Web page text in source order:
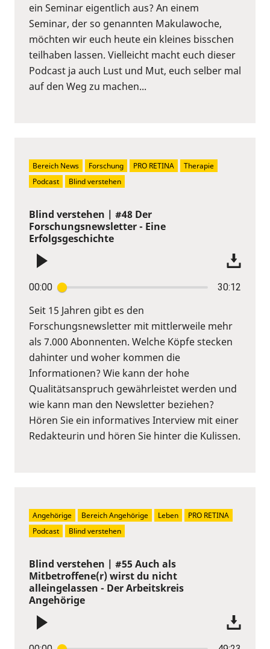
ein Seminar eigentlich aus? An einem
Seminar, der so genannten Makulawoche,
möchten wir euch heute ein kleines bisschen
teilhaben lassen. Vielleicht macht euch dieser
Podcast ja auch Lust und Mut, euch selber mal
auf den Weg zu machen...
Blind verstehen | #48 Der
Forschungsnewsletter - Eine
Erfolgsgeschichte
00:00 30:12
Seit 15 Jahren gibt es den
Forschungsnewsletter mit mittlerweile mehr
als 7.000 Abonnenten. Welche Köpfe stecken
dahinter und woher kommen die
Informationen? Wie kann der hohe
Qualitätsanspruch gewährleistet werden und
wie kann man den Newsletter beziehen?
Hören Sie ein informatives Interview mit einer
Redakteurin und hören Sie hinter die Kulissen.
Bereich News Forschung PRO RETINA
Therapie
Podcast
Blind verstehen
Blind verstehen | #55 Auch als
Mitbetroffene(r) wirst du nicht
alleingelassen - Der Arbeitskreis
Angehörige
Angehörige Bereich Angehörige Leben
PRO RETINA
Podcast
Blind verstehen